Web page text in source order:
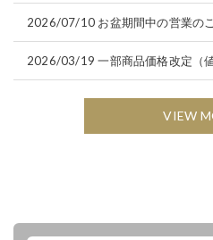
2026/07/10 お盆期間中の営業の
2026/03/19 一部商品価格改定（
VIEW